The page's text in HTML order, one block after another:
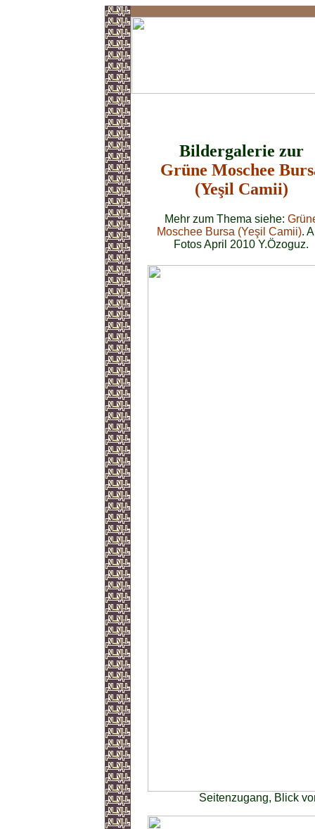
Bildergalerie zur
Grüne Moschee
(Yeşil Camii)
Mehr zum Thema siehe:
Moschee Bursa (Yeşil Camii).
Fotos April 2010 Y.Özoguz.
Seitenzugang, Blick